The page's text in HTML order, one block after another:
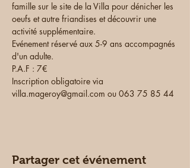
famille sur le site de la Villa pour dénicher les
oeufs et autre friandises et découvrir une
activité supplémentaire.
Evénement réservé aux 5-9 ans accompagnés
d'un adulte.
P.A.F : 7€
Inscription obligatoire via
villa.mageroy@gmail.com ou 063 75 85 44
Partager cet événement